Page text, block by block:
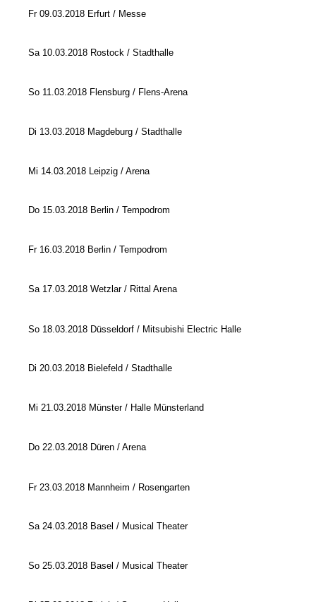
Fr 09.03.2018 Erfurt / Messe
Sa 10.03.2018 Rostock / Stadthalle
So 11.03.2018 Flensburg / Flens-Arena
Di 13.03.2018 Magdeburg / Stadthalle
Mi 14.03.2018 Leipzig / Arena
Do 15.03.2018 Berlin / Tempodrom
Fr 16.03.2018 Berlin / Tempodrom
Sa 17.03.2018 Wetzlar / Rittal Arena
So 18.03.2018 Düsseldorf / Mitsubishi Electric Halle
Di 20.03.2018 Bielefeld / Stadthalle
Mi 21.03.2018 Münster / Halle Münsterland
Do 22.03.2018 Düren / Arena
Fr 23.03.2018 Mannheim / Rosengarten
Sa 24.03.2018 Basel / Musical Theater
So 25.03.2018 Basel / Musical Theater